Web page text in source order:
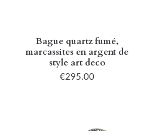
Bague quartz fumé,
marcassites en argent de
style art deco
€295.00